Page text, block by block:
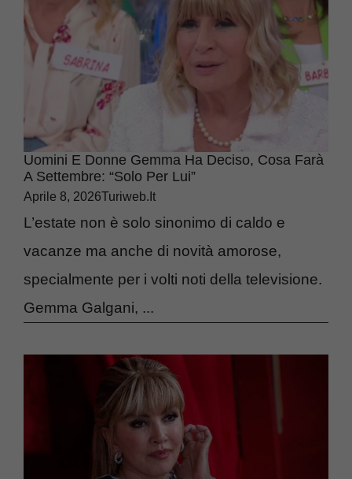
Uomini E Donne Gemma Ha Deciso, Cosa Farà
A Settembre: “Solo Per Lui”
Aprile 8, 2026Turiweb.it
L’estate non è solo sinonimo di caldo e
vacanze ma anche di novità amorose,
specialmente per i volti noti della televisione.
Gemma Galgani, ...